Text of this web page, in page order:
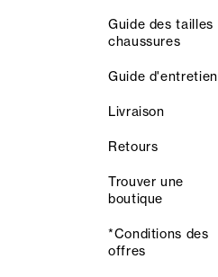
Guide des tailles
chaussures
Guide d'entretien
Livraison
Retours
Trouver une
boutique
*Conditions des
offres